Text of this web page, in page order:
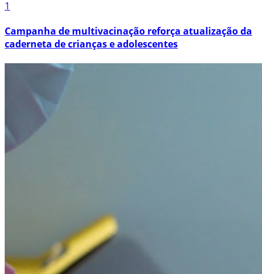
1
Campanha de multivacinação reforça atualização da
caderneta de crianças e adolescentes